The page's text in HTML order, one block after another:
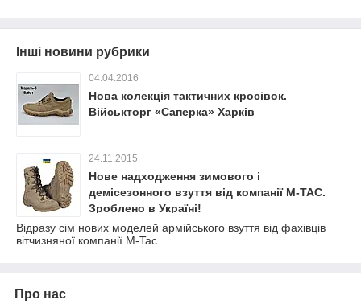
Інші новини рубрики
04.04.2016
Нова колекція тактичних кросівок.
Військторг «Саперка» Харків
24.11.2015
Нове надходження зимового і
демісезонного взуття від компанії M-TAC.
Зроблено в Україні!
Відразу сім нових моделей армійського взуття від фахівців
вітчизняної компанії M-Tac
Про нас